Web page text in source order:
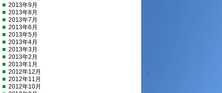
2013年9月
2013年8月
2013年7月
2013年6月
2013年5月
2013年4月
2013年3月
2013年2月
2013年1月
2012年12月
2012年11月
2012年10月